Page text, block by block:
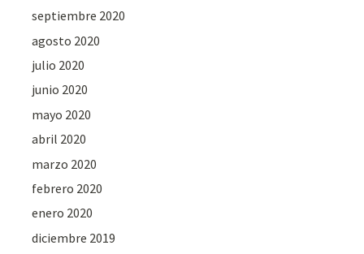
septiembre 2020
agosto 2020
julio 2020
junio 2020
mayo 2020
abril 2020
marzo 2020
febrero 2020
enero 2020
diciembre 2019